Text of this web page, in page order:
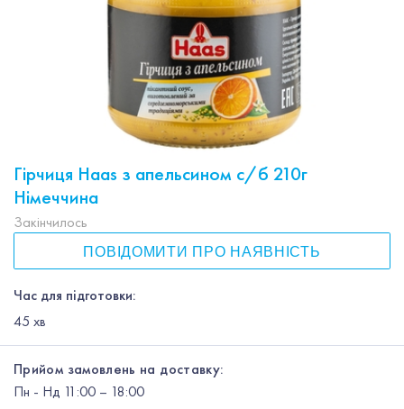
Гірчиця Haas з апельсином с/б 210г
Німеччина
Час для підготовки:
45 хв
Закінчилось
ПОВІДОМИТИ ПРО НАЯВНІСТЬ
Прийом замовлень на доставку:
Пн - Нд 11:00 – 18:00